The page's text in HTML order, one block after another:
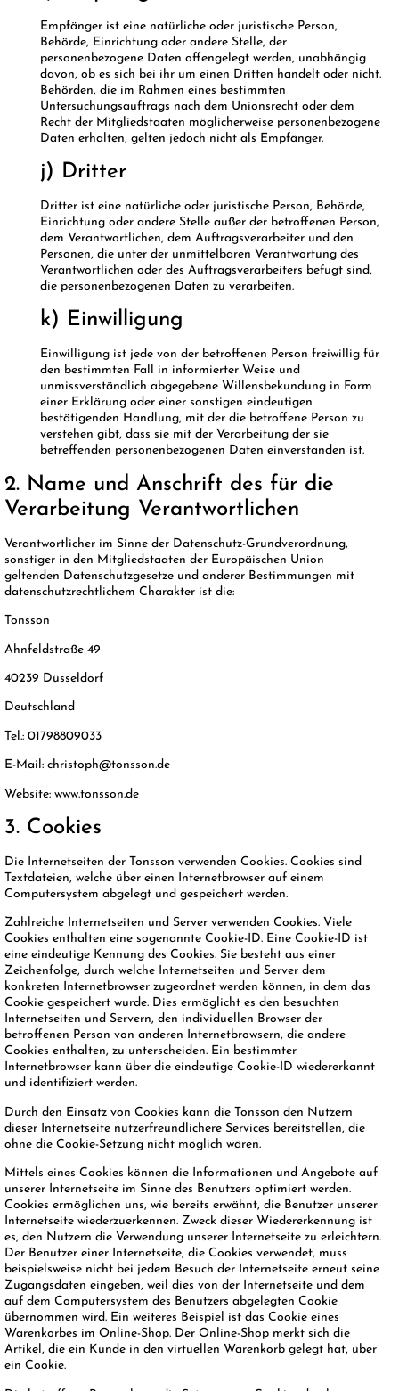
Empfänger ist eine natürliche oder juristische Person,
Behörde, Einrichtung oder andere Stelle, der
personenbezogene Daten offengelegt werden, unabhängig
davon, ob es sich bei ihr um einen Dritten handelt oder nicht.
Behörden, die im Rahmen eines bestimmten
Untersuchungsauftrags nach dem Unionsrecht oder dem
Recht der Mitgliedstaaten möglicherweise personenbezogene
Daten erhalten, gelten jedoch nicht als Empfänger.
j) Dritter
Dritter ist eine natürliche oder juristische Person, Behörde,
Einrichtung oder andere Stelle außer der betroffenen Person,
dem Verantwortlichen, dem Auftragsverarbeiter und den
Personen, die unter der unmittelbaren Verantwortung des
Verantwortlichen oder des Auftragsverarbeiters befugt sind,
die personenbezogenen Daten zu verarbeiten.
k) Einwilligung
Einwilligung ist jede von der betroffenen Person freiwillig für
den bestimmten Fall in informierter Weise und
unmissverständlich abgegebene Willensbekundung in Form
einer Erklärung oder einer sonstigen eindeutigen
bestätigenden Handlung, mit der die betroffene Person zu
verstehen gibt, dass sie mit der Verarbeitung der sie
betreffenden personenbezogenen Daten einverstanden ist.
2. Name und Anschrift des für die
Verarbeitung Verantwortlichen
Verantwortlicher im Sinne der Datenschutz-Grundverordnung,
sonstiger in den Mitgliedstaaten der Europäischen Union
geltenden Datenschutzgesetze und anderer Bestimmungen mit
datenschutzrechtlichem Charakter ist die:
Tonsson
Ahnfeldstraße 49
40239 Düsseldorf
Deutschland
Tel.: 01798809033
E-Mail: christoph@tonsson.de
Website: www.tonsson.de
3. Cookies
Die Internetseiten der Tonsson verwenden Cookies. Cookies sind
Textdateien, welche über einen Internetbrowser auf einem
Computersystem abgelegt und gespeichert werden.
Zahlreiche Internetseiten und Server verwenden Cookies. Viele
Cookies enthalten eine sogenannte Cookie-ID. Eine Cookie-ID ist
eine eindeutige Kennung des Cookies. Sie besteht aus einer
Zeichenfolge, durch welche Internetseiten und Server dem
konkreten Internetbrowser zugeordnet werden können, in dem das
Cookie gespeichert wurde. Dies ermöglicht es den besuchten
Internetseiten und Servern, den individuellen Browser der
betroffenen Person von anderen Internetbrowsern, die andere
Cookies enthalten, zu unterscheiden. Ein bestimmter
Internetbrowser kann über die eindeutige Cookie-ID wiedererkannt
und identifiziert werden.
Durch den Einsatz von Cookies kann die Tonsson den Nutzern
dieser Internetseite nutzerfreundlichere Services bereitstellen, die
ohne die Cookie-Setzung nicht möglich wären.
Mittels eines Cookies können die Informationen und Angebote auf
unserer Internetseite im Sinne des Benutzers optimiert werden.
Cookies ermöglichen uns, wie bereits erwähnt, die Benutzer unserer
Internetseite wiederzuerkennen. Zweck dieser Wiedererkennung ist
es, den Nutzern die Verwendung unserer Internetseite zu erleichtern.
Der Benutzer einer Internetseite, die Cookies verwendet, muss
beispielsweise nicht bei jedem Besuch der Internetseite erneut seine
Zugangsdaten eingeben, weil dies von der Internetseite und dem
auf dem Computersystem des Benutzers abgelegten Cookie
übernommen wird. Ein weiteres Beispiel ist das Cookie eines
Warenkorbes im Online-Shop. Der Online-Shop merkt sich die
Artikel, die ein Kunde in den virtuellen Warenkorb gelegt hat, über
ein Cookie.